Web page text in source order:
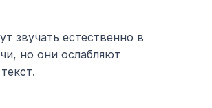
звучать естественно в
но они ослабляют